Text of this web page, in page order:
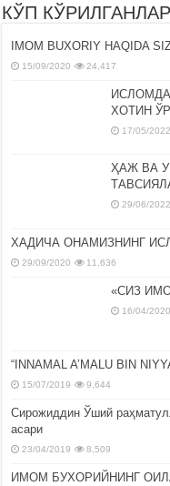
КЎП КЎРИЛГАНЛАР
IMOM BUXORIY HAQIDA
15/09/2020 24,417
ХОТИН
17/05/2022
ҲАЖ ВА
29/06/2022
ХАДИЧА ОНАМИЗНИНГ
29/09/2020 11,636
«СИЗ
16/04/2020
“INNAMAL A’MALU BIN
15/07/2019 9,644
Сирожиддин Ўший
асари
23/04/2019 8,509
ИМОМ БУХОРИЙНИНГ